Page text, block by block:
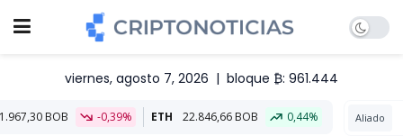
viernes, agosto 7, 2026 | bloque ₿: 961.444
-0,39% ETH 22.846,66 BOB 0,44% Aliado